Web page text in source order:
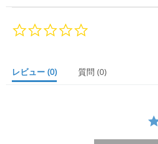
a
r
レビュー (0) 質問 (0)